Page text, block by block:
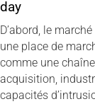
day
D’abord, le
une place de
comme une
acquisition,
capacités